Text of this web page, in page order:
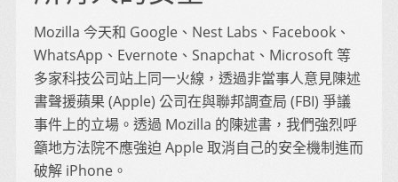
Mozilla 今天和 Google、Nest Labs、Facebook、
WhatsApp、Evernote、Snapchat、Microsoft 等
多家科技公司站上同一火線，透過非當事人意見陳述
書聲援蘋果 (Apple) 公司在與聯邦調查局 (FBI) 爭議
事件上的立場。透過 Mozilla 的陳述書，我們強烈呼
籲地方法院不應強迫 Apple 取消自己的安全機制進而
破解 iPhone。